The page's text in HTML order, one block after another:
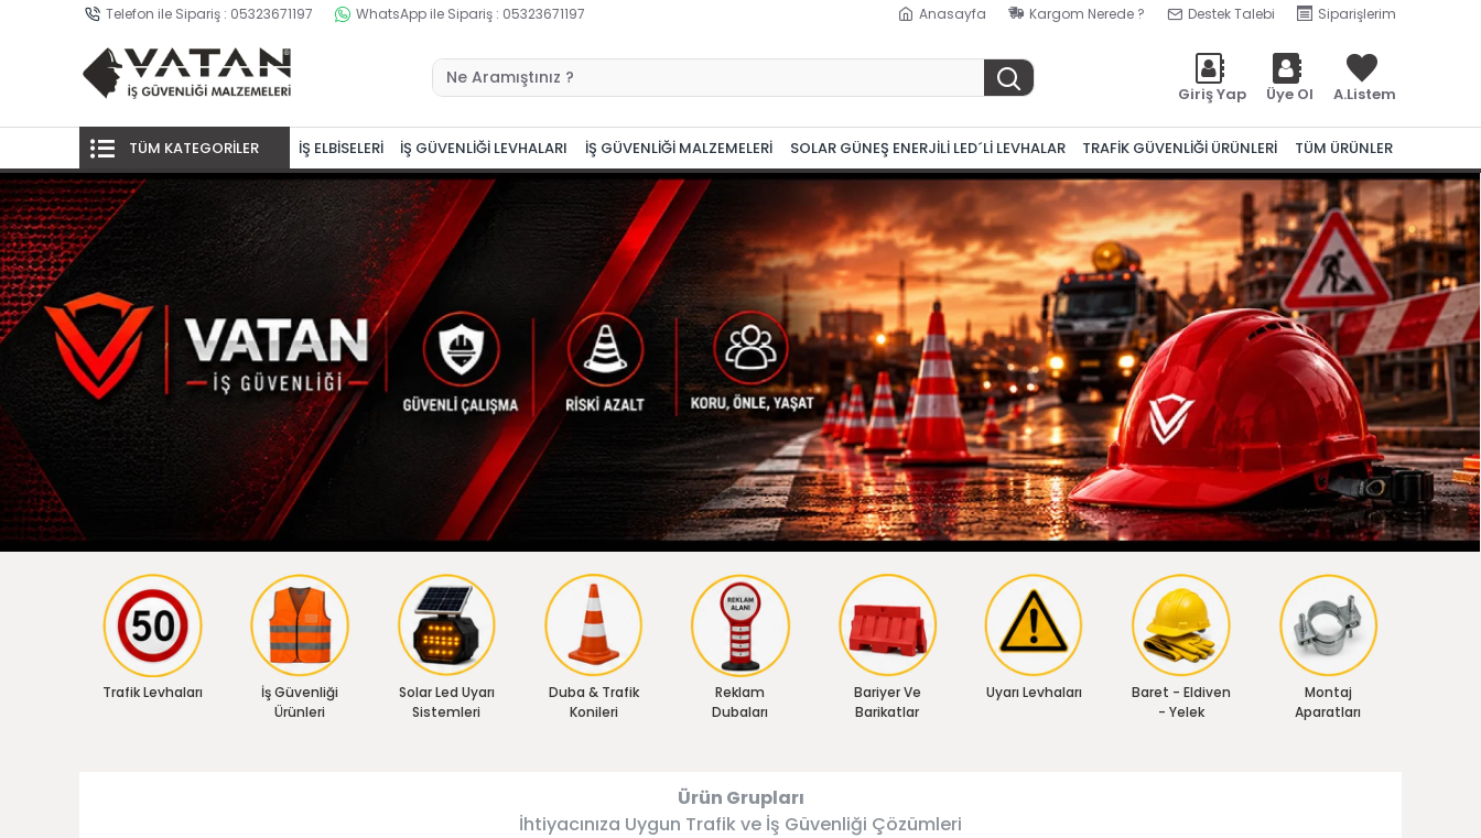
Telefon ile Sipariş : 05323671197 WhatsApp ile Sipariş : 05323671197 Anasayfa Kargom Nerede ? Destek Talebi Siparişlerim
Giriş Yap Üye Ol A.Listem
TÜM KATEGORİLER İŞ ELBİSELERİ İŞ GÜVENLİĞİ LEVHALARI İŞ GÜVENLİĞİ MALZEMELERİ SOLAR GÜNEŞ ENERJİLİ LED´Lİ LEVHALAR TRAFİK GÜVENLİĞİ ÜRÜNLERİ TÜM ÜRÜNLER
Trafik Levhaları
İş Güvenliği
Ürünleri
Solar Led Uyarı
Sistemleri
Duba & Trafik
Konileri
Reklam
Dubaları
Bariyer Ve
Barikatlar
Uyarı Levhaları
Baret - Eldiven
- Yelek
Montaj
Aparatları
Ürün Grupları
İhtiyacınıza Uygun Trafik ve İş Güvenliği Çözümleri